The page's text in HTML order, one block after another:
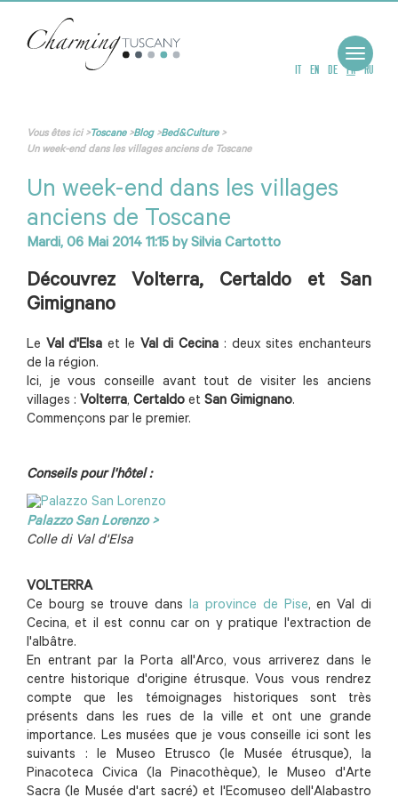
IT EN DE FR RU
Toggle
Vous êtes ici>Toscane>Blog>Bed&Culture>
Un week-end dans les villages anciens de Toscane
Un week-end dans les villages
anciens de Toscane
Mardi, 06 Mai 2014 11:15 bySilvia Cartotto
Découvrez Volterra, Certaldo et San
Gimignano
Le Val d'Elsa et le Val di Cecina : deux sites enchanteurs
de la région.
Ici, je vous conseille avant tout de visiter les anciens
villages : Volterra, Certaldo et San Gimignano.
Commençons par le premier.
Conseils pour l'hôtel :
Palazzo San Lorenzo >
Colle di Val d'Elsa
VOLTERRA
Ce bourg se trouve dansla province de Pise, en Val di
Cecina, et il est connu car on y pratique l'extraction de
l'albâtre.
En entrant par la Porta all'Arco, vous arriverez dans le
centre historique d'origine étrusque. Vous vous rendrez
compte que les témoignages historiques sont très
présents dans les rues de la ville et ont une grande
importance. Les musées que je vous conseille ici sont les
suivants : le Museo Etrusco (le Musée étrusque), la
Pinacoteca Civica (la Pinacothèque), le Museo d'Arte
Sacra (le Musée d'art sacré) et l'Ecomuseo dell'Alabastro